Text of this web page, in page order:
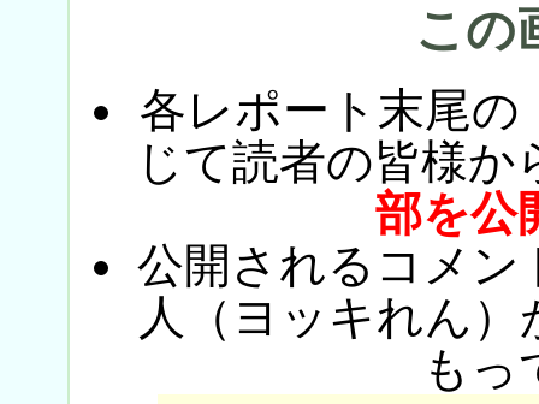
この
各レポート末尾の
じて読者の皆様か
部を公
公開されるコメン
人（ヨッキれん
もっ